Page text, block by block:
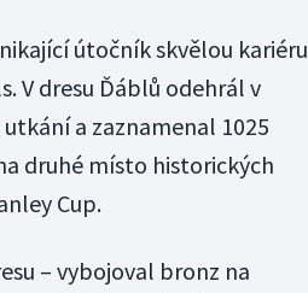
útočník skvělou kariéru
V dresu Ďáblů odehrál v
a zaznamenal 1025
druhé místo historických
Cup.
– vybojoval bronz na